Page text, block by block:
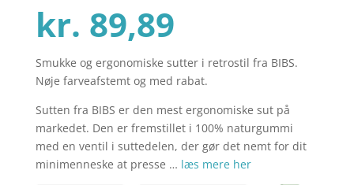
pris
var:
kr. 89,89Den
aktuelle
pris
Smukke og ergonomiske sutter i retrostil fra BIBS.
Nøje farveafstemt og med rabat.
Sutten fra BIBS er den mest ergonomiske sut på
markedet. Den er fremstillet i 100% naturgummi
med en ventil i suttedelen, der gør det nemt for dit
minimenneske at presse … læs mere her